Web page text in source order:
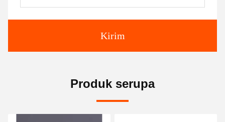
Kirim
Produk serupa